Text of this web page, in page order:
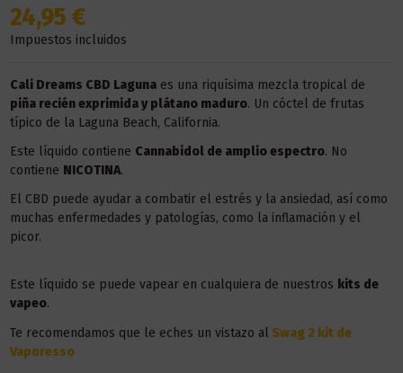
24,95 €
Impuestos incluidos
Cali Dreams CBD Lagunaes una riquísima mezcla tropical de
piña recién exprimida y plátano maduro. Un cóctel de frutas
típico de la Laguna Beach, California.
Este líquido contiene Cannabidol de amplio espectro. No
contiene NICOTINA.
El CBD puede ayudar a combatir el estrés y la ansiedad, así como
muchas enfermedades y patologías, como la inflamación y el
picor.
Este líquido se puede vapear en cualquiera de nuestros kits de
vapeo.
Te recomendamos que le eches un vistazo al Swag 2 kit de
Vaporesso